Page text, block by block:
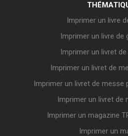
Imprimer un livre
Imprimer un livre de
Imprimer un livret
Imprimer un livret de
Imprimer un livret de messe
Imprimer un livret de
Imprimer un magazine
Imprimer un